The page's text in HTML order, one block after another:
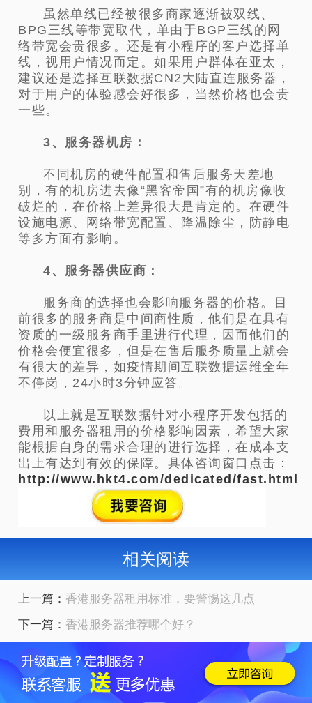
虽然单线已经被很多商家逐渐被双线、
BPG三线等带宽取代，单由于BGP三线的网
络带宽会贵很多。还是有小程序的客户选择单
线，视用户情况而定。如果用户群体在亚太，
建议还是选择互联数据CN2大陆直连服务器，
对于用户的体验感会好很多，当然价格也会贵
一些。
3、服务器机房：
不同机房的硬件配置和售后服务天差地
别，有的机房进去像“黑客帝国”有的机房像收
破烂的，在价格上差异很大是肯定的。在硬件
设施电源、网络带宽配置、降温除尘，防静电
等多方面有影响。
4、服务器供应商：
服务商的选择也会影响服务器的价格。目
前很多的服务商是中间商性质，他们是在具有
资质的一级服务商手里进行代理，因而他们的
价格会便宜很多，但是在售后服务质量上就会
有很大的差异，如疫情期间互联数据运维全年
不停岗，24小时3分钟应答。
以上就是互联数据针对小程序开发包括的
费用和服务器租用的价格影响因素，希望大家
能根据自身的需求合理的进行选择，在成本支
出上有达到有效的保障。具体咨询窗口点击：
http://www.hkt4.com/dedicated/fast.html
相关阅读
上一篇： 香港服务器租用标准，要警惕这几点
下一篇： 香港服务器推荐哪个好？